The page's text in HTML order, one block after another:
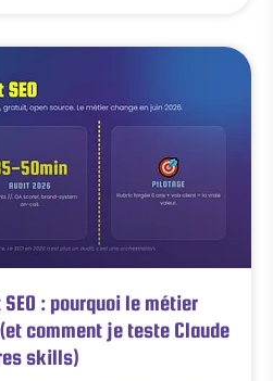
: pourquoi le métier
comment je teste Claude
skills)